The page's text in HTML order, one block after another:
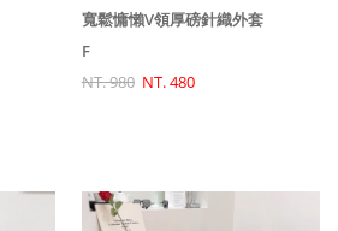
寬鬆慵懶V領厚磅針織外套
F
NT. 980 NT. 480